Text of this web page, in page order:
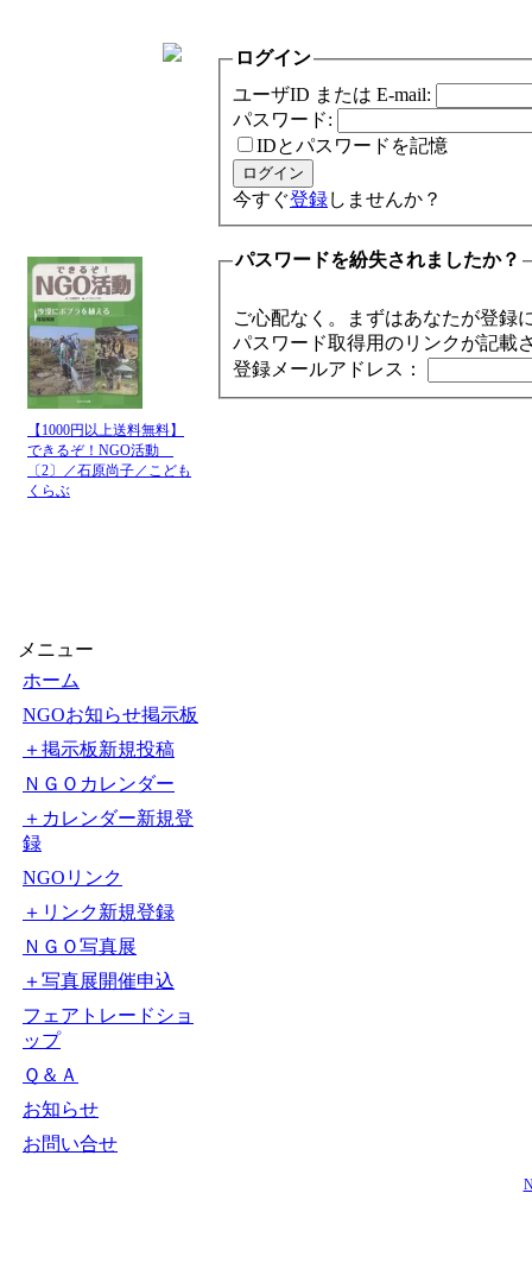
【1000円以上送料無料】
できるぞ！NGO活動
〔2〕／石原尚子／こども
くらぶ
メニュー
ホーム
NGOお知らせ掲示板
＋掲示板新規投稿
ＮＧＯカレンダー
＋カレンダー新規登
録
NGOリンク
＋リンク新規登録
ＮＧＯ写真展
＋写真展開催申込
フェアトレードショ
ップ
Ｑ＆Ａ
お知らせ
お問い合せ
ログイン
ユーザID または E-mail:
パスワード:
IDとパスワードを記憶
今すぐ登録しませんか？
パスワードを紛失されましたか？
ご心配なく。まずはあなたが登録
パスワード取得用のリンクが記載
登録メールアドレス：